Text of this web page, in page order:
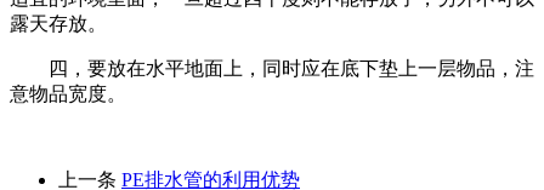
露天存放。
四，要放在水平地面上，同时应在底下垫上一层物品，注
意物品宽度。
上一条 PE排水管的利用优势